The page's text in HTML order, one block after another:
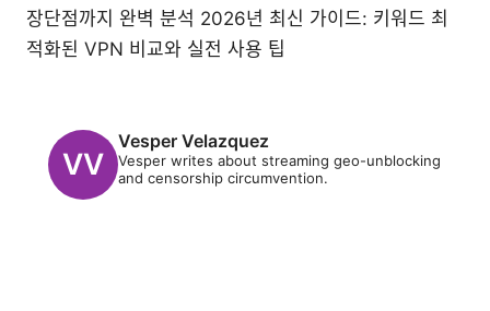
장단점까지 완벽 분석 2026년 최신 가이드: 키워드 최
적화된 VPN 비교와 실전 사용 팁
Vesper Velazquez
Vesper writes about streaming geo-unblocking
and censorship circumvention.